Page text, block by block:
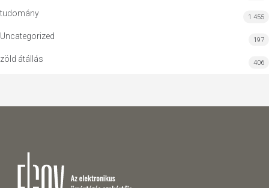
tudomány 1 455
Uncategorized 197
zöld átállás 406